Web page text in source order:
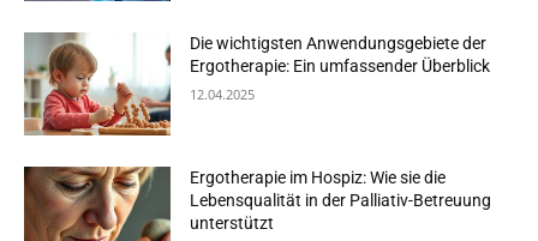
Die wichtigsten Anwendungsgebiete der
Ergotherapie: Ein umfassender Überblick
12.04.2025
Ergotherapie im Hospiz: Wie sie die
Lebensqualität in der Palliativ-Betreuung
unterstützt